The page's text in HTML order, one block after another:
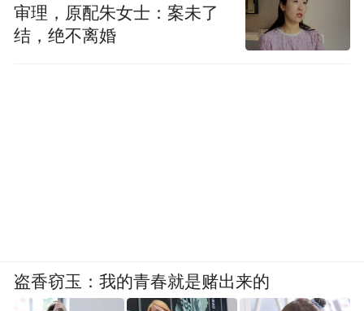
审理，原配朱女士：案未了
结，绝不离婚
盗香窃玉：我的青春就是赌出来的